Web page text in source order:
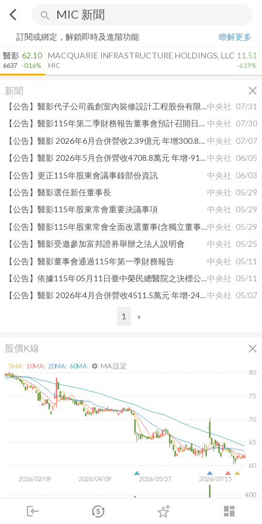
arrow_back_ios search
login dashboard
市場 登入
訂閱或綁定，解鎖即時及進階功能
瞭解更多
醫影
6637
62.10
-0.16%
MACQUARIE INFRASTRUCTURE HOLDINGS, LLC
MIC
11.51
-6.19%
新聞 close
【公告】醫影代子公司義創室內裝修設計工程股份有限公司向關係人租賃取得不動產使用權資產中央社 07/31
【公告】醫影115年第二季財務報告董事會預計召開日期為115年08月10日 中央社 07/30
【公告】醫影 2026年6月合併營收2.39億元 年增300.82% 中央社 07/07
【公告】醫影 2026年5月合併營收4708.8萬元 年增-91.04%中央社 06/05
【公告】更正115年股東會議事錄部份資訊
中央社 06/03
【公告】醫影選任新任董事長
中央社 05/29
【公告】醫影115年股東常會重要決議事項
中央社 05/29
【公告】醫影115年股東常會全面改選董事(含獨立董事)當選名單中央社 05/29
【公告】醫影受邀參加富邦證券舉辦之法人說明會
中央社 05/25
【公告】醫影董事會通過115年第一季財務報告
中央社 05/11
【公告】依據115年05月11日臺中榮民總醫院之決標公告醫影獲得臺中榮民總醫院「單光子電腦斷層掃描儀1式10年租賃案」業務中央社 05/11
【公告】醫影 2026年4月合併營收4511.5萬元 年增-24.18%中央社 05/07
1 »
股價K線 close
2026/02/09 2026/04/09 2026/05/27 2026/07/15
60
65
70
75
80
400
5MA: 10MA: 20MA: 60MA: settings MA 設定